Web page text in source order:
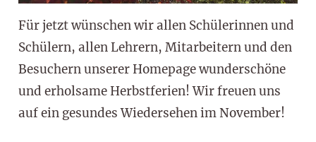
Für jetzt wünschen wir allen Schülerinnen und
Schülern, allen Lehrern, Mitarbeitern und den
Besuchern unserer Homepage wunderschöne
und erholsame Herbstferien! Wir freuen uns
auf ein gesundes Wiedersehen im November!